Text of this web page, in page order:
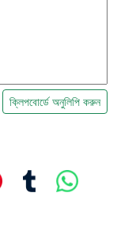
ক্লিপবোর্ডে অনুলিপি করুন